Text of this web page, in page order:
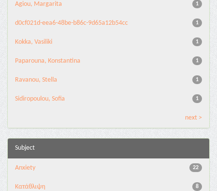
1
Agiou, Margarita
1
d0cf021d-eea6-48be-b86c-9d65a12b54cc
1
Kokka, Vasiliki
1
Paparouna, Konstantina
1
Ravanou, Stella
1
Sidiropoulou, Sofia
next >
Subject
22
Anxiety
8
Κατάθλιψη